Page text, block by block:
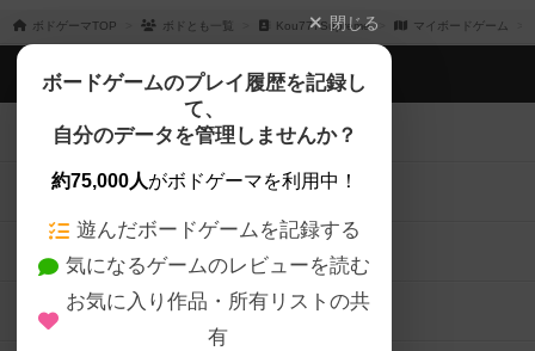
ボドゲーマTOP ボドとも一覧 Kou777Supreme マイボードゲーム
閉じる
ボードゲームのプレイ履歴を記録し
て、
自分のデータを管理しませんか？
約75,000人がボドゲーマを利用中！
遊んだボードゲームを記録する
気になるゲームのレビューを読む
お気に入り作品・所有リストの共
有
ボドゲーマTOP
ボードゲームを検索する
ボードゲームの新着レビュー
ボードゲーム会情報
メカニクス特集